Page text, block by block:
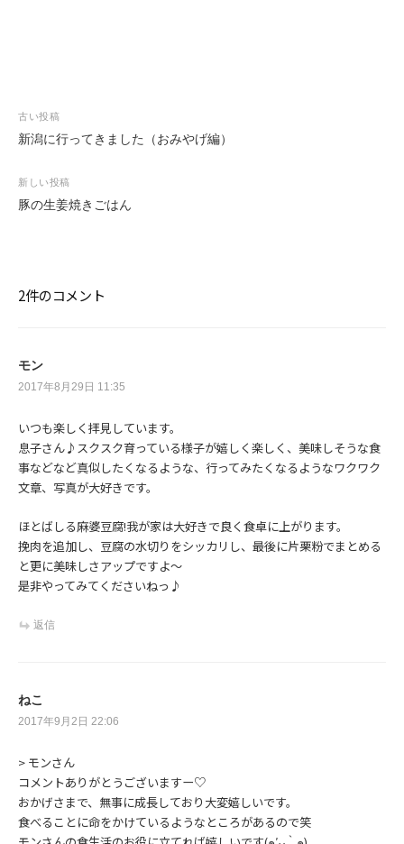
投
稿
ビ
ゲ
ン
古い投稿
新潟に行ってきました（おみやげ編）
新しい投稿
豚の生姜焼きごはん
2件のコメント
モン
2017年8月29日 11:35
いつも楽しく拝見しています。
息子さん♪スクスク育っている様子が嬉しく楽しく、美味しそうな食
事などなど真似したくなるような、行ってみたくなるようなワクワク
文章、写真が大好きです。
ほとばしる麻婆豆腐!我が家は大好きで良く食卓に上がります。
挽肉を追加し、豆腐の水切りをシッカリし、最後に片栗粉でまとめる
と更に美味しさアップですよ〜
是非やってみてくださいねっ♪
返信
ねこ
2017年9月2日 22:06
> モンさん
コメントありがとうございますー♡
おかげさまで、無事に成長しており大変嬉しいです。
食べることに命をかけているようなところがあるので笑